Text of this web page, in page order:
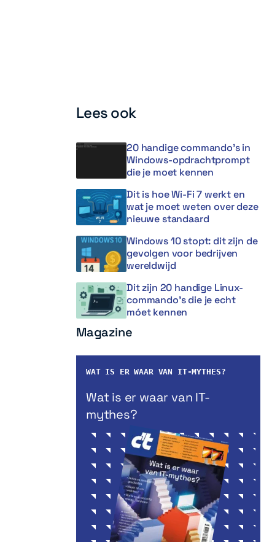
Lees ook
20 handige commando’s in
Windows-opdrachtprompt
die je moet kennen
Dit is hoe Wi-Fi 7 werkt en
wat je moet weten over deze
nieuwe standaard
Windows 10 stopt: dit zijn de
gevolgen voor bedrijven
wereldwijd
Dit zijn 20 handige Linux-
commando’s die je echt
móet kennen
Magazine
WAT IS ER WAAR VAN IT-MYTHES?
Wat is er waar van IT-
mythes?